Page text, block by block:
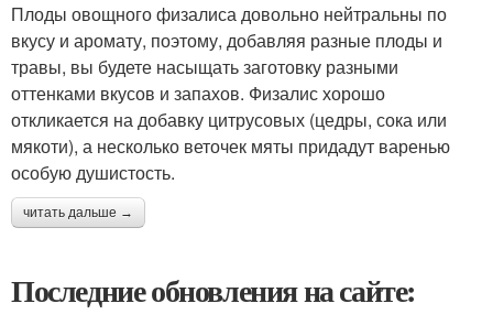
Плоды овощного физалиса довольно нейтральны по
вкусу и аромату, поэтому, добавляя разные плоды и
травы, вы будете насыщать заготовку разными
оттенками вкусов и запахов. Физалис хорошо
откликается на добавку цитрусовых (цедры, сока или
мякоти), а несколько веточек мяты придадут варенью
особую душистость.
читать дальше →
Последние обновления на сайте: